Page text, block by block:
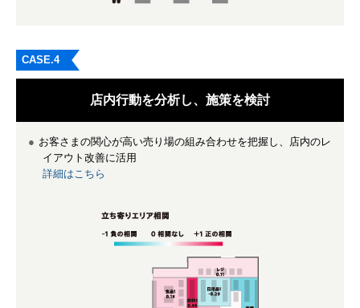
CASE.4
店内行動を分析し、 施策を検討
お客さまの関心が高い売り場の組み合わせを把握し、店内のレ
イアウト改善に活用
詳細はこちら